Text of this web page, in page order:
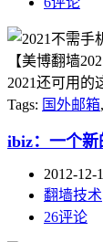
【美博翻墙
2021还可用的
Tags: 国外邮箱,
ibiz：一个新
2012-12-
翻墙技术
26评论